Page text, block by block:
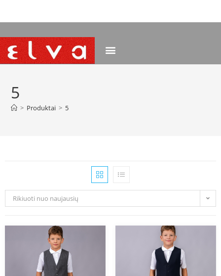
5
> Produktai > 5
Rikiuoti nuo naujausių